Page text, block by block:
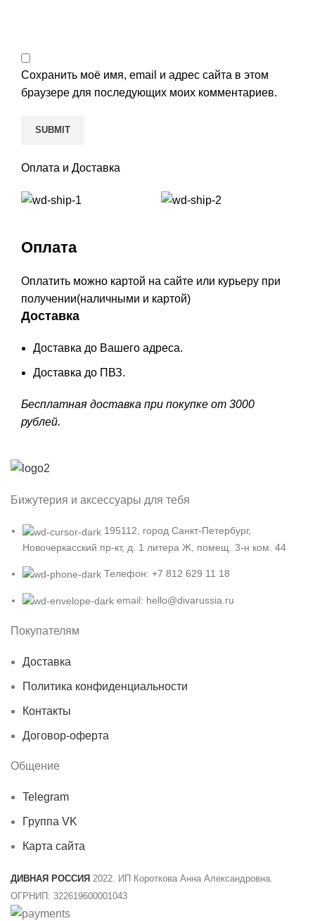
Сохранить моё имя, email и адрес сайта в этом
браузере для последующих моих комментариев.
Оплата и Доставка
Оплата
Оплатить можно картой на сайте или курьеру при
получении(наличными и картой)
Доставка
Доставка до Вашего адреса.
Доставка до ПВЗ.
Бесплатная доставка при покупке от 3000
рублей.
Бижутерия и аксессуары для тебя
195112, город Санкт-Петербург,
Новочеркасский пр-кт, д. 1 литера Ж, помещ. 3-н ком. 44
Телефон: +7 812 629 11 18
email: hello@divarussia.ru
Покупателям
Доставка
Политика конфиденциальности
Контакты
Договор-оферта
Общение
Telegram
Группа VK
Карта сайта
ДИВНАЯ РОССИЯ 2022. ИП Короткова Анна Александровна.
ОГРНИП: 322619600001043